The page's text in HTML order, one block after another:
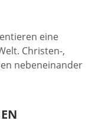
eine
Christen-,
nebeneinander